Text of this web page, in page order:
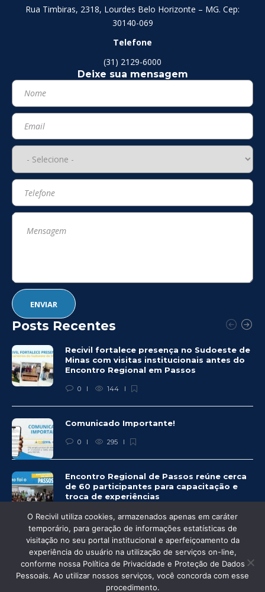
Rua Timbiras, 2318, Lourdes Belo Horizonte – MG. Cep:
30140-069
Telefone
(31) 2129-6000
Deixe sua mensagem
Posts Recentes
Recivil fortalece presença no Sudoeste de
Minas com visitas institucionais antes do
Encontro Regional em Passos
0 144
Comunicado Importante!
0 295
Encontro Regional de Passos reúne cerca
de 60 participantes para capacitação e
troca de experiências
0 281
© Recivil 2020 – Todos os direitos reservados.
O Recivil utiliza cookies, armazenados apenas em caráter
temporário, para geração de informações estatísticas de
visitação no seu portal institucional e aperfeiçoamento da
experiência do usuário na utilização de serviços on-line,
conforme nossa Política de Privacidade e Proteção de Dados
Pessoais. Ao utilizar nossos serviços, você concorda com esse
procedimento.